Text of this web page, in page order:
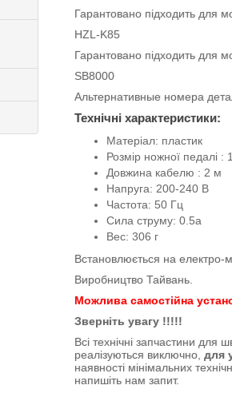
Гарантовано підходить
HZL-K85
Гарантовано підходить для
SB8000
Альтернативные номера
Технічні характеристики:
Матеріал: пластик
Розмір ножної педалі :
Довжина кабелю : 2 м
Напруга: 200-240 В
Частота: 50 Гц
Сила струму: 0.5a
Вес: 306 г
Встановлюється на електро-
Виробництво Тайвань.
Можлива самостійна
Зверніть увагу !!!!!
Всі технічні запчастини
реалізуються виключно, для
наявності мінімальних
напишіть нам запит.